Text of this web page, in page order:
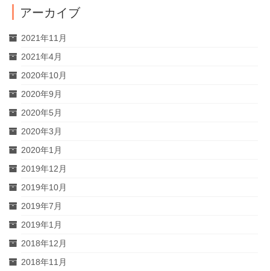
アーカイブ
2021年11月
2021年4月
2020年10月
2020年9月
2020年5月
2020年3月
2020年1月
2019年12月
2019年10月
2019年7月
2019年1月
2018年12月
2018年11月